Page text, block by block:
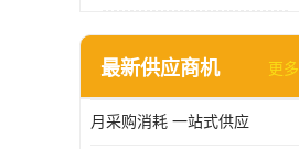
最新供应商机 更多
月采购消耗 一站式供应